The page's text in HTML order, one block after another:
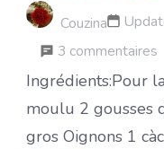
Couzina
3 commentaires
Ingrédients:Pour
moulu 2 gousses
gros Oignons 1